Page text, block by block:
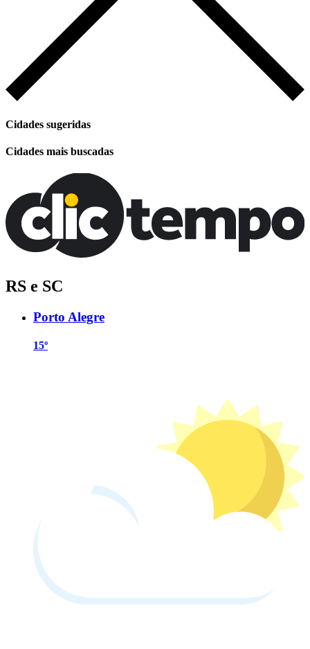
Cidades sugeridas
Cidades mais buscadas
RS e SC
Porto Alegre
15º